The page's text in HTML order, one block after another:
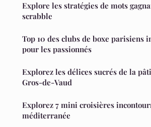
Explore les stratégies de mots
scrabble
Top 10 des clubs de boxe parisiens
pour les passionnés
Explorez les délices sucrés de la
Gros-de-Vaud
Explorez 7 mini croisières
méditerranée